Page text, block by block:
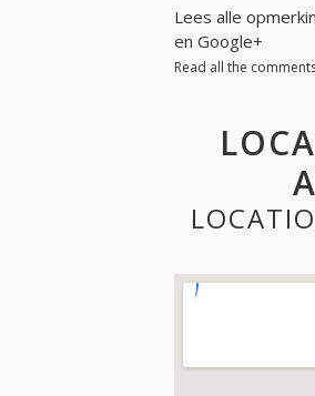
Lees alle
en Google+
Read all the